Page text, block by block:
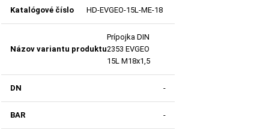
HD-EVGEO-15L-ME-18
Prípojka DIN
2353 EVGEO
15L M18x1,5
-
-